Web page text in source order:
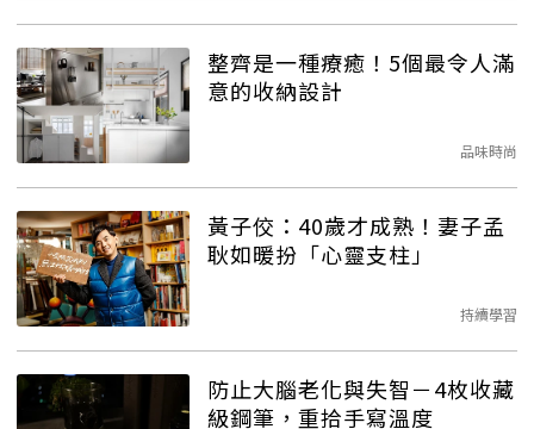
整齊是一種療癒！5個最令人滿
意的收納設計
品味時尚
黃子佼：40歲才成熟！妻子孟
耿如暖扮「心靈支柱」
持續學習
防止大腦老化與失智－4枚收藏
級鋼筆，重拾手寫溫度